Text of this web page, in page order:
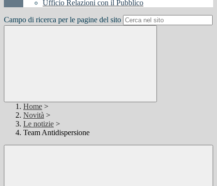
Ufficio Relazioni con il Pubblico
Campo di ricerca per le pagine del sito
Home >
Novità >
Le notizie >
Team Antidispersione